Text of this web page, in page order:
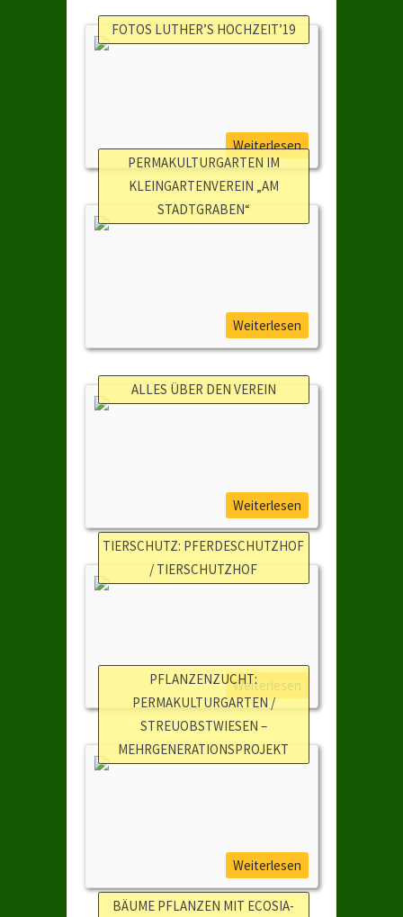
FOTOS LUTHER’S HOCHZEIT’19
Weiterlesen
PERMAKULTURGARTEN IM
KLEINGARTENVEREIN „AM
STADTGRABEN“
Weiterlesen
ALLES ÜBER DEN VEREIN
Weiterlesen
TIERSCHUTZ: PFERDESCHUTZHOF
/ TIERSCHUTZHOF
Weiterlesen
PFLANZENZUCHT:
PERMAKULTURGARTEN /
STREUOBSTWIESEN –
MEHRGENERATIONSPROJEKT
Weiterlesen
BÄUME PFLANZEN MIT ECOSIA-